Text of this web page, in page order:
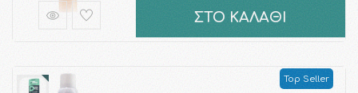
ΣΤΟ ΚΑΛΑΘΙ
Top Seller